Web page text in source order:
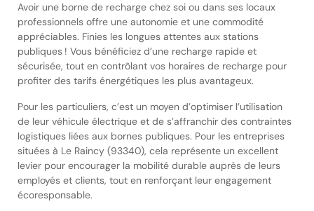
Avoir une borne de recharge chez soi ou dans ses locaux
professionnels offre une autonomie et une commodité
appréciables. Finies les longues attentes aux stations
publiques ! Vous bénéficiez d’une recharge rapide et
sécurisée, tout en contrôlant vos horaires de recharge pour
profiter des tarifs énergétiques les plus avantageux.
Pour les particuliers, c’est un moyen d’optimiser l’utilisation
de leur véhicule électrique et de s’affranchir des contraintes
logistiques liées aux bornes publiques. Pour les entreprises
situées à Le Raincy (93340), cela représente un excellent
levier pour encourager la mobilité durable auprès de leurs
employés et clients, tout en renforçant leur engagement
écoresponsable.